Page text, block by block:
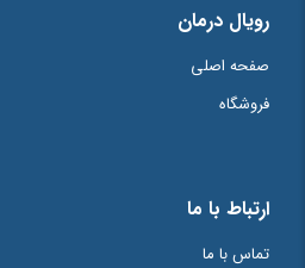
رویال درمان
صفحه اصلی
فروشگاه
ارتباط با ما
تماس با ما